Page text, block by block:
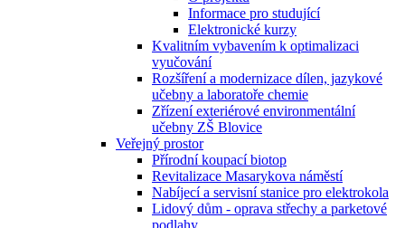
Informace pro studující
Elektronické kurzy
Kvalitním vybavením k optimalizaci
vyučování
Rozšíření a modernizace dílen, jazykové
učebny a laboratoře chemie
Zřízení exteriérové environmentální
učebny ZŠ Blovice
Veřejný prostor
Přírodní koupací biotop
Revitalizace Masarykova náměstí
Nabíjecí a servisní stanice pro elektrokola
Lidový dům - oprava střechy a parketové
podlahy